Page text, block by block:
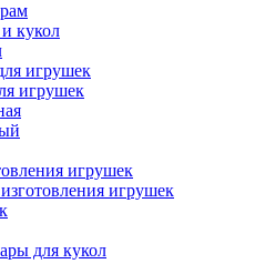
кукол
игрушек
игрушек
игрушек
игрушек
для кукол